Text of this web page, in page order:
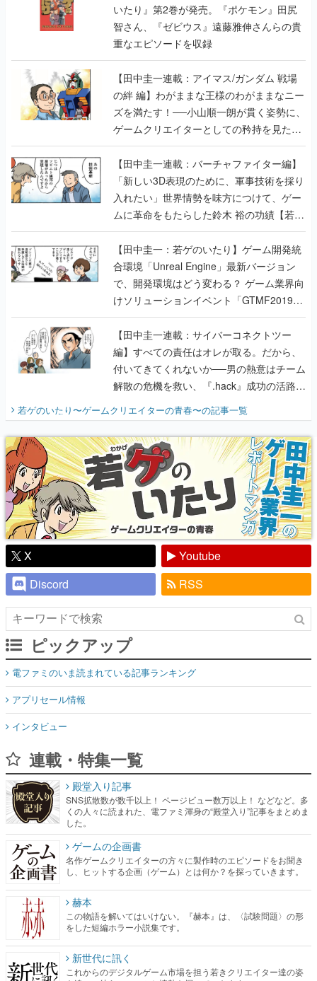
いたり』第2巻が発売。『ポケモン』田尻
智さん、『ゼビウス』遠藤雅伸さんらの貴
重なエピソードを収録
【田中圭一連載：アイマス/ガンダム 戦場
の絆 編】わがままな王様のわがままなニー
ズを満たす！──小山順一朗が貫く姿勢に、
ゲームクリエイターとしての矜持を見た
【若ゲのいたり最終回】
【田中圭一連載：バーチャファイター編】
「新しい3D表現のために、軍事技術を採り
入れたい」世界情勢を味方につけて、ゲー
ムに革命をもたらした鈴木 裕の功績【若ゲ
のいたり】
【田中圭一：若ゲのいたり】ゲーム開発統
合環境「Unreal Engine」最新バージョン
で、開発環境はどう変わる？ ゲーム業界向
けソリューションイベント「GTMF2019」
に行って、より理解を深めよう【PR】
【田中圭一連載：サイバーコネクトツー
編】すべての責任はオレが取る。だから、
付いてきてくれないか──男の熱意はチーム
解散の危機を救い、『.hack』成功の活路を
『少年ジャンプ』色だった【若ゲのいた
り】
若ゲのいたり〜ゲームクリエイターの青春〜の記事一覧
X
Youtube
Discord
RSS
ピックアップ
電ファミのいま読まれている記事ランキング
アプリセール情報
インタビュー
連載・特集一覧
殿堂入り記事
SNS拡散数が数千以上！ ページビュー数万以上！ などなど。多
くの人々に読まれた、電ファミ渾身の“殿堂入り”記事をまとめま
した。
ゲームの企画書
名作ゲームクリエイターの方々に製作時のエピソードをお聞き
し、ヒットする企画（ゲーム）とは何か？を探っていきます。
赫本
この物語を解いてはいけない。『赫本』は、〈試験問題〉の形
をした短編ホラー小説集です。
新世代に訊く
これからのデジタルゲーム市場を担う若きクリエイター達の姿